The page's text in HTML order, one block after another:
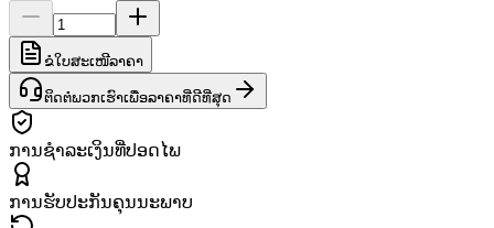
ຂໍໃບສະເໜີລາຄາ
ຕິດຕໍ່ພວກເຮົາເພື່ອລາຄາທີ່ດີທີ່ສຸດ
ການຊຳລະເງິນທີ່ປອດໄພ
ການຮັບປະກັນຄຸນນະພາບ